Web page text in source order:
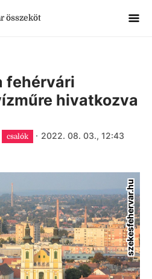
összeköt
fehérvári
hivatkozva
csalók · 2022. 08. 03., 12:43
szekesfehervar.hu